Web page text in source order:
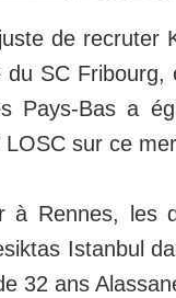
de recruter
du SC
Pays-Bas a
sur ce
Rennes, les
Istanbul
32 ans